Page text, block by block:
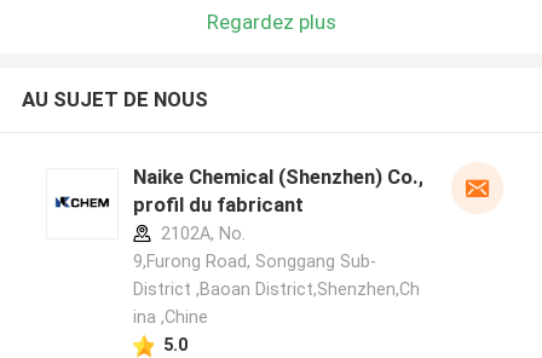
Regardez plus
AU SUJET DE NOUS
Naike Chemical (Shenzhen) Co., Ltd
profil du fabricant
2102A, No.
9,Furong Road, Songgang Sub-
District ,Baoan District,Shenzhen,Ch
ina ,Chine
5.0